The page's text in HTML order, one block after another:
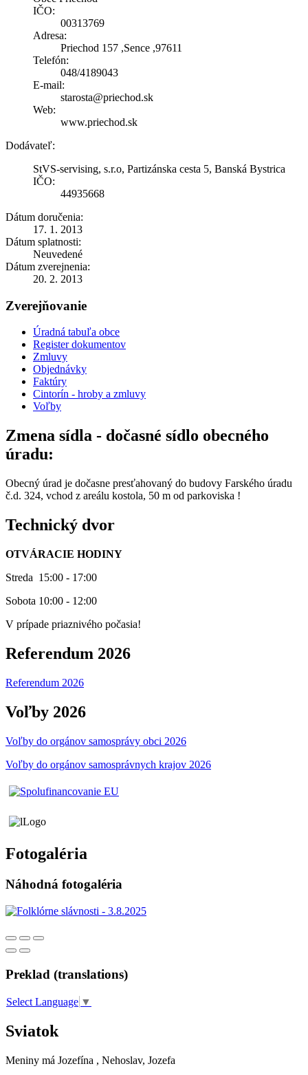
IČO:
00313769
Adresa:
Priechod 157 ,Sence ,97611
Telefón:
048/4189043
E-mail:
starosta@priechod.sk
Web:
www.priechod.sk
Dodávateľ:
StVS-servising, s.r.o, Partizánska cesta 5, Banská Bystrica
IČO:
44935668
Dátum doručenia:
17. 1. 2013
Dátum splatnosti:
Neuvedené
Dátum zverejnenia:
20. 2. 2013
Zverejňovanie
Úradná tabuľa obce
Register dokumentov
Zmluvy
Objednávky
Faktúry
Cintorín - hroby a zmluvy
Voľby
Zmena sídla - dočasné sídlo obecného
úradu:
Obecný úrad je dočasne presťahovaný do budovy Farského úradu
č.d. 324, vchod z areálu kostola, 50 m od parkoviska !
Technický dvor
OTVÁRACIE HODINY
Streda 15:00 - 17:00
Sobota 10:00 - 12:00
V prípade priaznivého počasia!
Referendum 2026
Referendum 2026
Voľby 2026
Voľby do orgánov samosprávy obci 2026
Voľby do orgánov samosprávnych krajov 2026
Fotogaléria
Náhodná fotogaléria
Preklad (translations)
Select Language ▼
Sviatok
Meniny má Jozefína , Nehoslav, Jozefa